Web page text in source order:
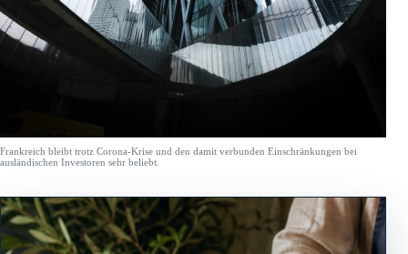
Frankreich bleibt trotz Corona-Krise und den damit verbunden Einschränkungen bei
ausländischen Investoren sehr beliebt.